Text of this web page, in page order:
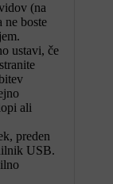
(na
ne boste
ustavi, če
ali
preden
USB.